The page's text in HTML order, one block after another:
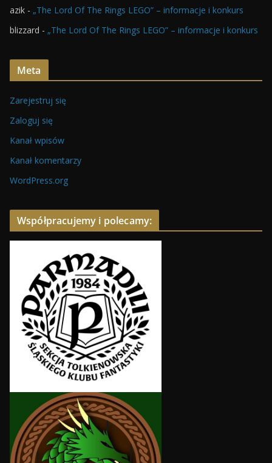
azik - „The Lord Of The Rings LEGO” – informacje i konkurs
blizzard - „The Lord Of The Rings LEGO” – informacje i konkurs
Meta
Zarejestruj się
Zaloguj się
Kanał wpisów
Kanał komentarzy
WordPress.org
Współpracujemy i polecamy: